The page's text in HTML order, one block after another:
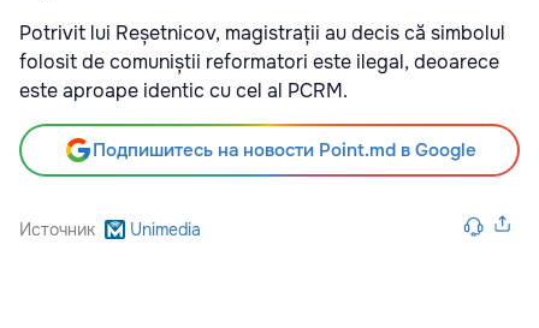
Potrivit lui Reșetnicov, magistrații au decis că simbolul
folosit de comuniștii reformatori este ilegal, deoarece
este aproape identic cu cel al PCRM.
Подпишитесь на новости Point.md в Google
Источник Unimedia